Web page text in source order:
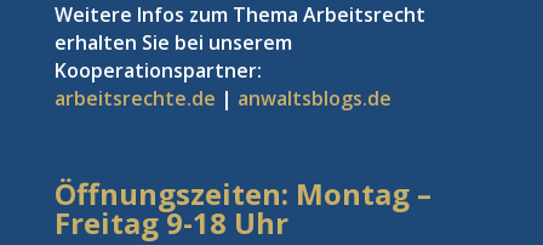
Weitere Infos zum Thema Arbeitsrecht
erhalten Sie bei unserem
Kooperationspartner:
arbeitsrechte.de | anwaltsblogs.de
Öffnungszeiten: Montag –
Freitag9-18 Uhr